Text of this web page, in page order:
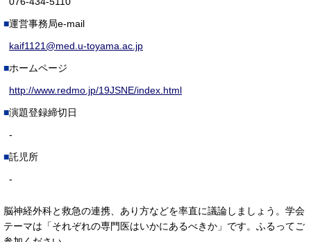
運営事務局e-mail
kaif1121@med.u-toyama.ac.jp
ホームページ
http://www.redmo.jp/19JSNE/index.html
演題登録締切日
-
託児所
-
脳神経外科と救急の連携、あり方などを率直に議論しましょう。学会
テーマは「それぞれの専門医はいかにあるべきか」です。ふるってご